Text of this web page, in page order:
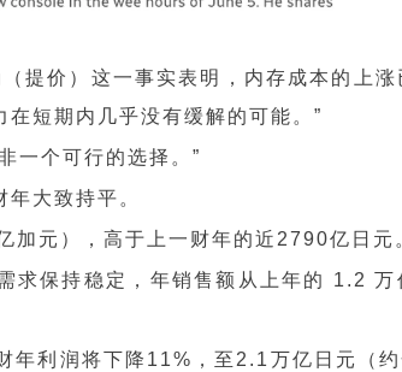
提价）这一事实表明，内存成本的上
短期内几乎没有缓解的可能。”
一个可行的选择。”
大致持平。
加元），高于上一财年的近2790亿日元
保持稳定，年销售额从上年的 1.2 万
年利润将下降11%，至2.1万亿日元（